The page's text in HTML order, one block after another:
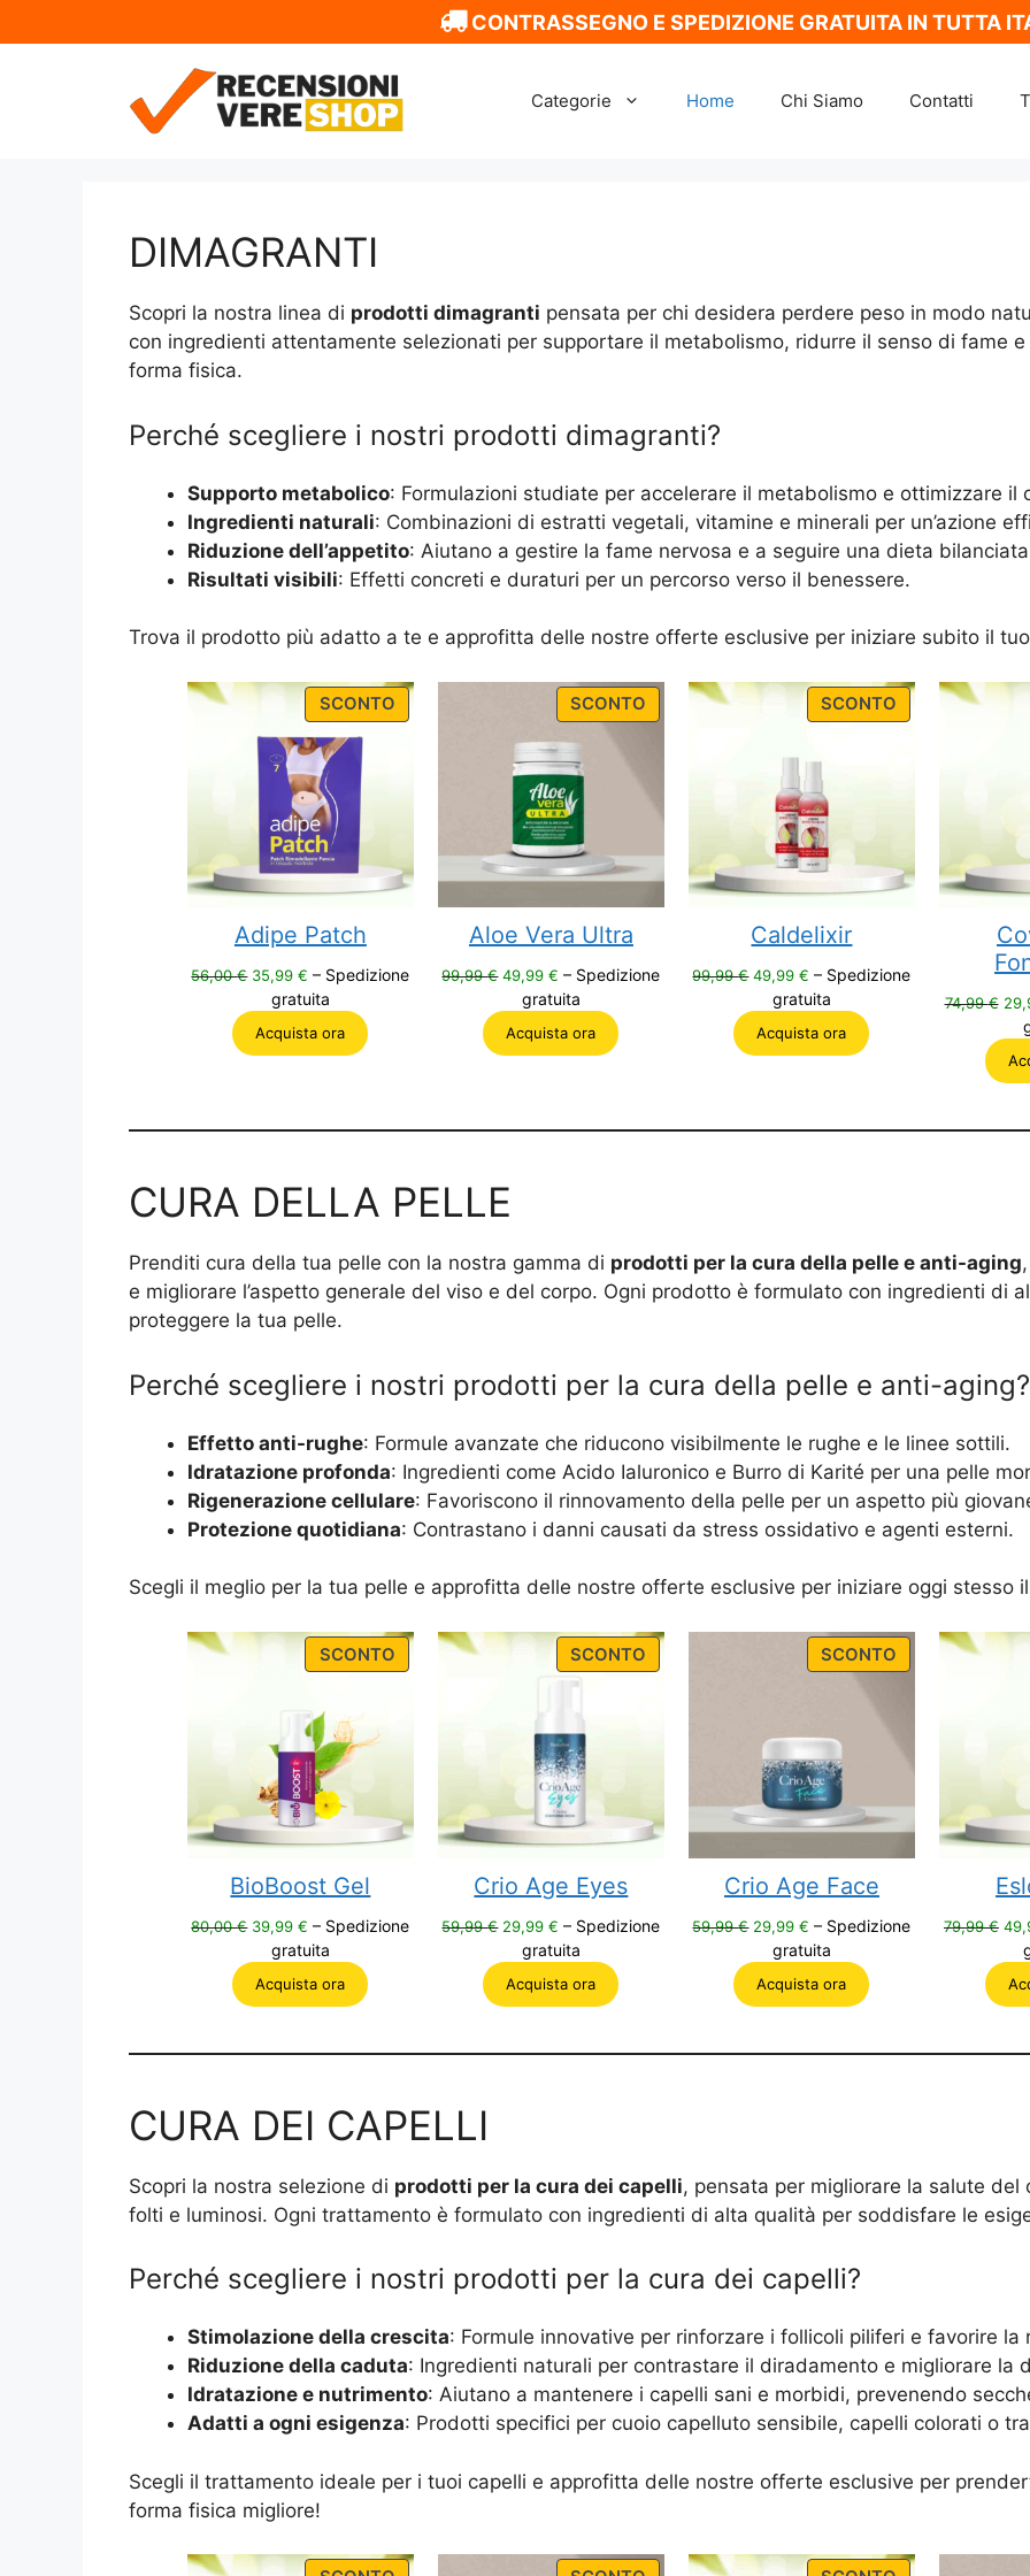
CONTRASSEGNO E SPEDIZIONE GRATUITA IN TUTTA
Categorie Home Chi Siamo Contatti
DIMAGRANTI
Scopri la nostra linea di prodotti dimagranti pensata per chi desidera perdere peso in modo
con ingredienti attentamente selezionati per supportare il metabolismo, ridurre il senso di fame
forma fisica.
Perché scegliere i nostri prodotti dimagranti?
Supporto metabolico: Formulazioni studiate per accelerare il metabolismo e ottimizzare il
Ingredienti naturali: Combinazioni di estratti vegetali, vitamine e minerali per un’azione
Riduzione dell’appetito: Aiutano a gestire la fame nervosa e a seguire una dieta
Risultati visibili: Effetti concreti e duraturi per un percorso verso il benessere.
Trova il prodotto più adatto a te e approfitta delle nostre offerte esclusive per iniziare subito il
SCONTOPRODUCT
ON
Adipe Patch
56,00€ Il
prezzo
originale
era:
56,00 €.
35,99€ Il
prezzo
attuale
è:
35,99 €.
– Spedizione
gratuita
Acquista ora
SCONTOPRODUCT
ON
Aloe Vera Ultra
99,99€ Il
prezzo
originale
era:
99,99 €.
49,99€ Il
prezzo
attuale
è:
49,99 €.
– Spedizione
gratuita
Acquista ora
SCONTOPRODUCT
ON
Caldelixir
99,99€ Il
prezzo
originale
era:
99,99 €.
49,99€ Il
prezzo
attuale
è:
49,99 €.
– Spedizione
gratuita
Acquista ora
74,99€ Il
era:
CURA DELLA PELLE
Prenditi cura della tua pelle con la nostra gamma di prodotti per la cura della pelle e anti-aging
e migliorare l’aspetto generale del viso e del corpo. Ogni prodotto è formulato con ingredienti di
proteggere la tua pelle.
Perché scegliere i nostri prodotti per la cura della pelle e anti-aging?
Effetto anti-rughe: Formule avanzate che riducono visibilmente le rughe e le linee sottili.
Idratazione profonda: Ingredienti come Acido Ialuronico e Burro di Karité per una pelle
Rigenerazione cellulare: Favoriscono il rinnovamento della pelle per un aspetto più
Protezione quotidiana: Contrastano i danni causati da stress ossidativo e agenti esterni.
Scegli il meglio per la tua pelle e approfitta delle nostre offerte esclusive per iniziare oggi stesso
SCONTOPRODUCT
ON
BioBoost Gel
80,00€ Il
prezzo
originale
era:
80,00 €.
39,99€ Il
prezzo
attuale
è:
39,99 €.
– Spedizione
gratuita
Acquista ora
SCONTOPRODUCT
ON
Crio Age Eyes
59,99€ Il
prezzo
originale
era:
59,99 €.
29,99€ Il
prezzo
attuale
è:
29,99 €.
– Spedizione
gratuita
Acquista ora
SCONTOPRODUCT
ON
Crio Age Face
59,99€ Il
prezzo
originale
era:
59,99 €.
29,99€ Il
prezzo
attuale
è:
29,99 €.
– Spedizione
gratuita
Acquista ora
79,99€ Il
era:
CURA DEI CAPELLI
Scopri la nostra selezione di prodotti per la cura dei capelli, pensata per migliorare la salute
folti e luminosi. Ogni trattamento è formulato con ingredienti di alta qualità per soddisfare le
Perché scegliere i nostri prodotti per la cura dei capelli?
Stimolazione della crescita: Formule innovative per rinforzare i follicoli piliferi e favorire la
Riduzione della caduta: Ingredienti naturali per contrastare il diradamento e migliorare la
Idratazione e nutrimento: Aiutano a mantenere i capelli sani e morbidi, prevenendo
Adatti a ogni esigenza: Prodotti specifici per cuoio capelluto sensibile, capelli colorati o
Scegli il trattamento ideale per i tuoi capelli e approfitta delle nostre offerte esclusive per
forma fisica migliore!